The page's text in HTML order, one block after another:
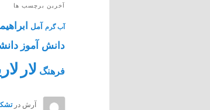
آخرین برچسب ها
آب گرم آمل
دانش آموز
فرهنگ لار
آرش در